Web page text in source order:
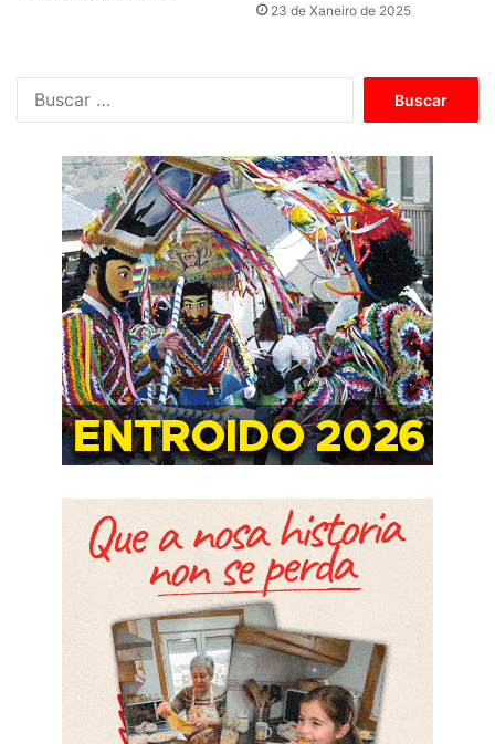
23 de Xaneiro de 2025
c
a
r
: